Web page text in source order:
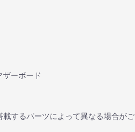
た
認証
ドする
。
商品詳細
ーボード
するパーツによって異なる場合がご